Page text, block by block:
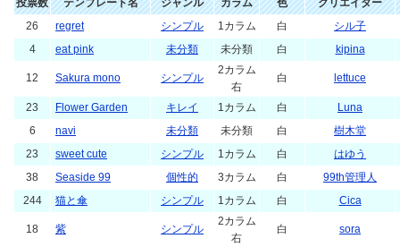
投票数 テンプレート名 ジャンル カラム 色
クリエイター
26
regret シンプル 1カラム 白
シル子
4
eat pink 未分類 未分類 白 kipina
12 Sakura mono シンプル
2カラム
右
白 lettuce
23 Flower Garden キレイ 1カラム 白
Luna
6
navi 未分類 未分類 白
樹木堂
23
sweet cute シンプル 1カラム 白
はゆう
38
Seaside 99 個性的 3カラム 白
99th管理人
244
猫と傘 シンプル 1カラム 白 Cica
18 紫 シンプル
2カラム
右
白 sora